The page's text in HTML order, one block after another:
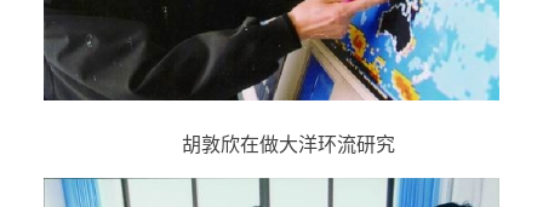
胡敦欣在做大洋环流研究